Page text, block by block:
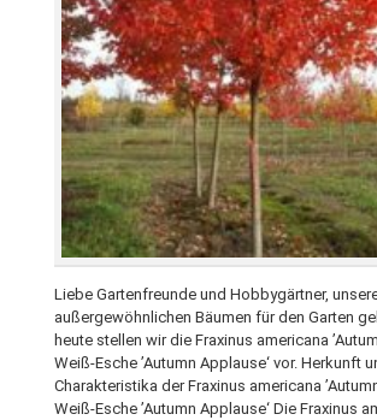
Liebe Gartenfreunde und Hobbygärtner,
außergewöhnlichen Bäumen für den Garten
heute stellen wir die Fraxinus americana
Weiß-Esche ’Autumn Applause‘ vor. Herkunft
Charakteristika der Fraxinus americana
Weiß-Esche ’Autumn Applause‘ Die Fraxinus